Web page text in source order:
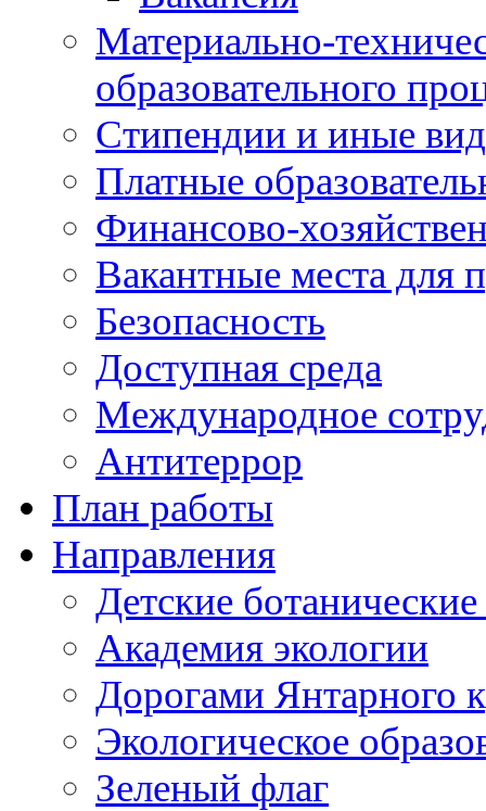
Материально-
образовательного
Стипендии и иные
Платные
Финансово-
Вакантные места для
Безопасность
Доступная среда
Международное
Антитеррор
План работы
Направления
Детские
Академия экологии
Дорогами Янтарного
Экологическое
Зеленый флаг